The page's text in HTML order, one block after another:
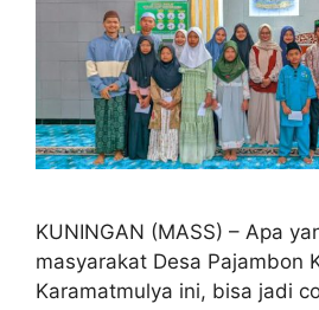
KUNINGAN (MASS) – Apa
masyarakat Desa Pajambon
Karamatmulya ini, bisa jadi